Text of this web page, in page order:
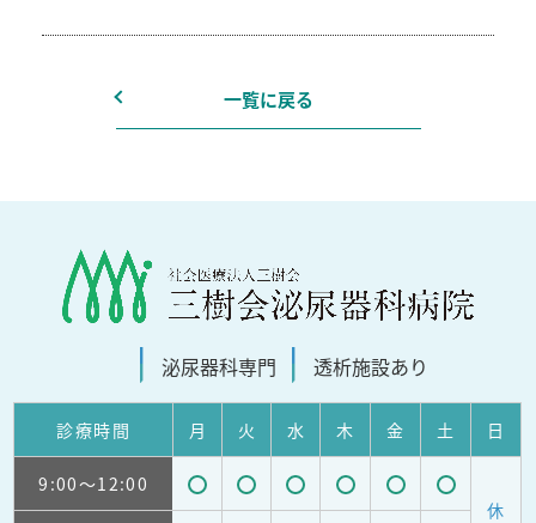
一覧に戻る
泌尿器科専門 透析施設あり
診療時間 月 火 水 木 金 土 日
9:00～12:00
受
受
受
受
受
受
休